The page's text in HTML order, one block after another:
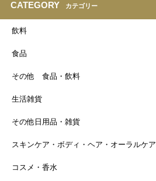
CATEGORY カテゴリー
飲料
食品
その他 食品・飲料
生活雑貨
その他日用品・雑貨
スキンケア・ボディ・ヘア・オーラルケア
コスメ・香水